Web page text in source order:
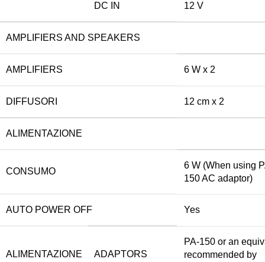
DC IN 12 V
AMPLIFIERS AND SPEAKERS
AMPLIFIERS 6 W x 2
DIFFUSORI 12 cm x 2
ALIMENTAZIONE
CONSUMO
6 W (When using
150 AC adaptor)
AUTO POWER OFF Yes
ALIMENTAZIONE ADAPTORS
PA-150 or an
recommended by